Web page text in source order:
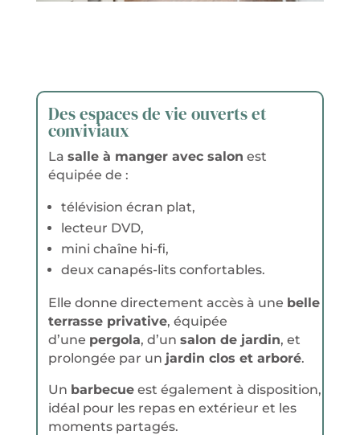
Des espaces de vie ouverts et
conviviaux
La salle à manger avec salon est
équipée de :
télévision écran plat,
lecteur DVD,
mini chaîne hi-fi,
deux canapés-lits confortables.
Elle donne directement accès à une belle
terrasse privative, équipée
d’une pergola, d’un salon de jardin, et
prolongée par un jardin clos et arboré.
Un barbecue est également à disposition,
idéal pour les repas en extérieur et les
moments partagés.